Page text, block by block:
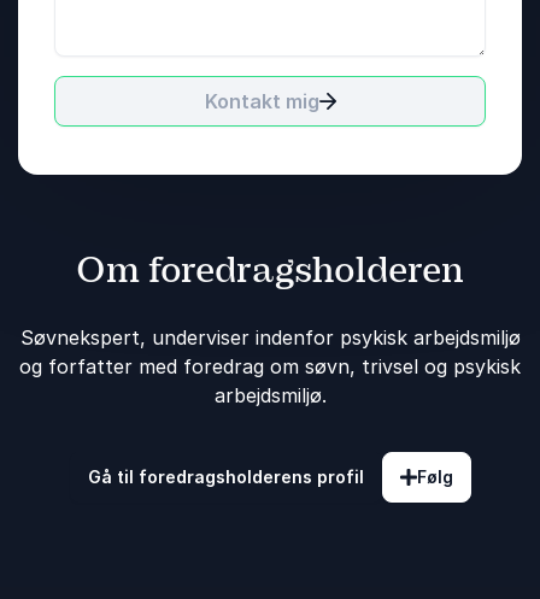
Kontakt mig
Om foredragsholderen
Søvnekspert, underviser indenfor psykisk arbejdsmiljø
og forfatter med foredrag om søvn, trivsel og psykisk
arbejdsmiljø.
Gå til foredragsholderens profil Følg